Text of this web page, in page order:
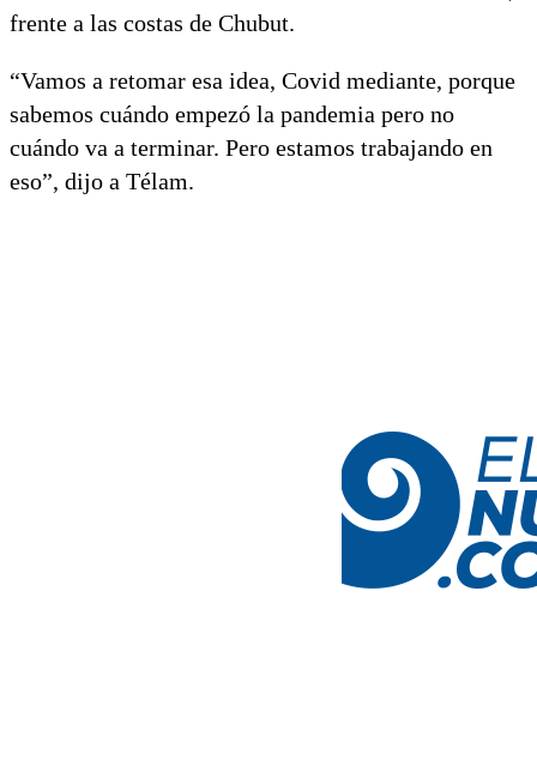
frente a las costas de Chubut.
“Vamos a retomar esa idea, Covid mediante, porque
sabemos cuándo empezó la pandemia pero no
cuándo va a terminar. Pero estamos trabajando en
eso”, dijo a Télam.